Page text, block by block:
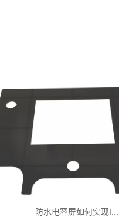
防水电容屏如何实现I...